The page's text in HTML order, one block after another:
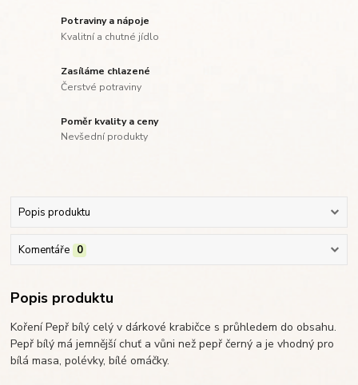
Potraviny a nápoje
Kvalitní a chutné jídlo
Zasíláme chlazené
Čerstvé potraviny
Poměr kvality a ceny
Nevšední produkty
Popis produktu
Komentáře 0
Popis produktu
Koření Pepř bílý celý v dárkové krabičce s průhledem do obsahu.
Pepř bílý má jemnější chuť a vůni než pepř černý a je vhodný pro
bílá masa, polévky, bílé omáčky.